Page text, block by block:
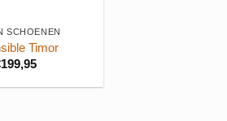
SCHOENEN
Timor
199,95